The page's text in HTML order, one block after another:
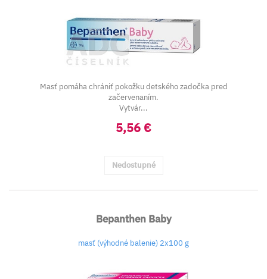
Masť pomáha chrániť pokožku detského zadočka pred
začervenaním.
Vytvár...
5,56 €
Nedostupné
Bepanthen Baby
masť (výhodné balenie) 2x100 g